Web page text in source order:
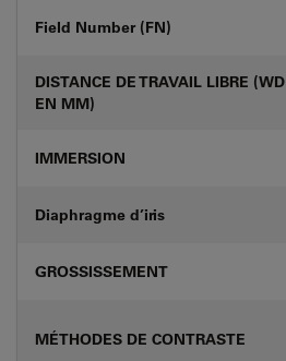
Field Number (FN)
DISTANCE DE TRAVAIL LIBRE (WD
EN MM)
IMMERSION
Diaphragme d’iris
GROSSISSEMENT
MÉTHODES DE CONTRASTE